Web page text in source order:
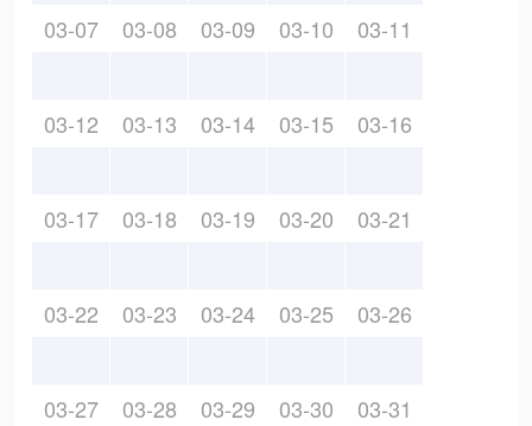
03-07 03-08 03-09 03-10 03-11
03-12 03-13 03-14 03-15 03-16
03-17 03-18 03-19 03-20 03-21
03-22 03-23 03-24 03-25 03-26
03-27 03-28 03-29 03-30 03-31